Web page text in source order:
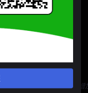
);
监听operator事件, 增